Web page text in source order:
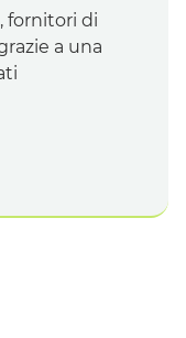
fornitori di
a una